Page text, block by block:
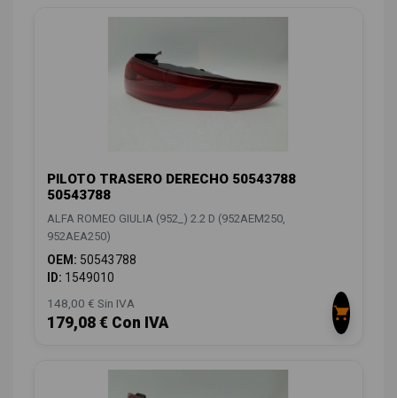
PILOTO TRASERO DERECHO 50543788
50543788
ALFA ROMEO GIULIA (952_) 2.2 D (952AEM250,
952AEA250)
OEM: 50543788
ID: 1549010
148,00 € Sin IVA
179,08 € Con IVA